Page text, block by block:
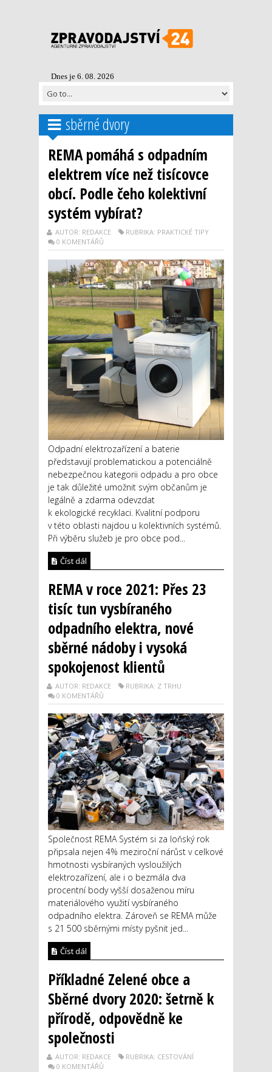
Dnes je 6. 08. 2026
sběrné dvory
REMA pomáhá s odpadním
elektrem více než tisícovce
obcí. Podle čeho kolektivní
systém vybírat?
AUTOR: REDAKCE
RUBRIKA: PRAKTICKÉ TIPY
0 KOMENTÁŘŮ
Odpadní elektrozařízení a baterie
představují problematickou a potenciálně
nebezpečnou kategorii odpadu a pro obce
je tak důležité umožnit svým občanům je
legálně a zdarma odevzdat
k ekologické recyklaci. Kvalitní podporu
v této oblasti najdou u kolektivních systémů.
Při výběru služeb je pro obce pod...
Číst dál
REMA v roce 2021: Přes 23
tisíc tun vysbíraného
odpadního elektra, nové
sběrné nádoby i vysoká
spokojenost klientů
AUTOR: REDAKCE
RUBRIKA: Z TRHU
0 KOMENTÁŘŮ
Společnost REMA Systém si za loňský rok
připsala nejen 4% meziroční nárůst v celkové
hmotnosti vysbíraných vysloužilých
elektrozařízení, ale i o bezmála dva
procentní body vyšší dosaženou míru
materiálového využití vysbíraného
odpadního elektra. Zároveň se REMA může
s 21 500 sběrnými místy pyšnit jed...
Číst dál
Příkladné Zelené obce a
Sběrné dvory 2020: šetrně k
přírodě, odpovědně ke
společnosti
AUTOR: REDAKCE
RUBRIKA: CESTOVÁNÍ
0 KOMENTÁŘŮ